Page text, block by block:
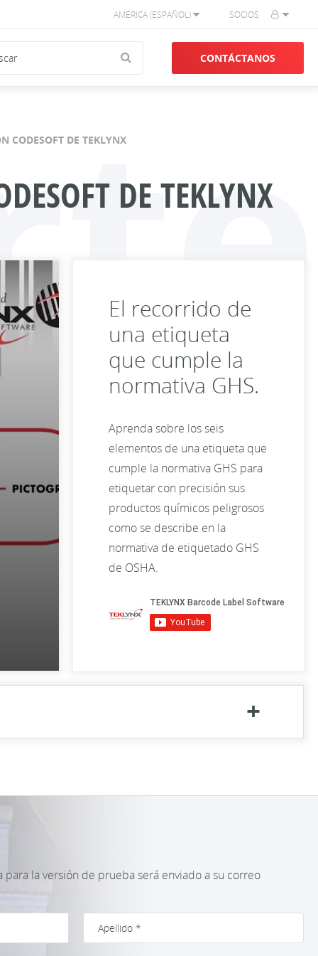
AMÉRICA (ESPAÑOL) SOCIOS
CONTÁCTANOS
CODESOFT DE TEKLYNX
DE TEKLYNX
El recorrido de
una etiqueta
que cumple la
normativa GHS.
Aprenda sobre los seis
elementos de una etiqueta que
cumple la normativa GHS para
etiquetar con precisión sus
productos químicos peligrosos
como se describe en la
normativa de etiquetado GHS
de OSHA.
la versión de prueba será enviado a su correo